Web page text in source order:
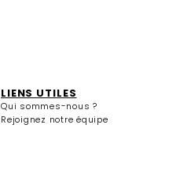
LIENS UTILES
Qui sommes-nous ?
Rejoignez notre équipe